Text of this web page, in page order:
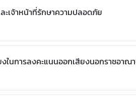
เจ้าหน้าที่รักษาความปลอดภัย
ในการลงคะแนนออกเสียงนอกราชอาณ